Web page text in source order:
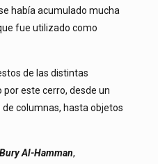
había acumulado mucha
fue utilizado como
de las distintas
este cerro, desde un
columnas, hasta objetos
Bury Al-Hamman,